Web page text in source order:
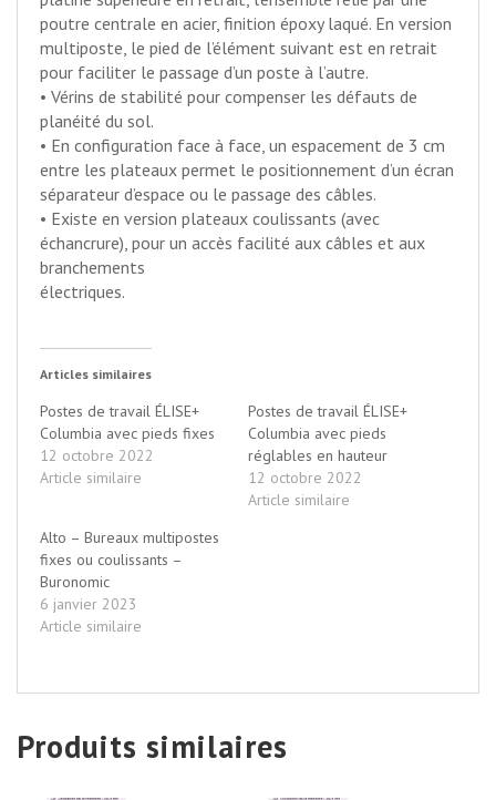
poutre centrale en acier, finition époxy laqué. En version
multiposte, le pied de l’élément suivant est en retrait
pour faciliter le passage d’un poste à l’autre.
• Vérins de stabilité pour compenser les défauts de
planéité du sol.
• En configuration face à face, un espacement de 3 cm
entre les plateaux permet le positionnement d’un écran
séparateur d’espace ou le passage des câbles.
• Existe en version plateaux coulissants (avec
échancrure), pour un accès facilité aux câbles et aux
branchements
électriques.
Articles similaires
Postes de travail ÉLISE+
Columbia avec pieds fixes
12 octobre 2022
Article similaire
Postes de travail ÉLISE+
Columbia avec pieds
réglables en hauteur
12 octobre 2022
Article similaire
Alto – Bureaux multipostes
fixes ou coulissants –
Buronomic
6 janvier 2023
Article similaire
Produits similaires